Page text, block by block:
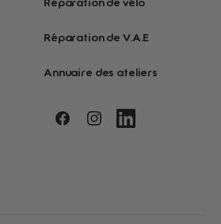
Réparation de vélo
Réparation de V.A.E
Annuaire des ateliers